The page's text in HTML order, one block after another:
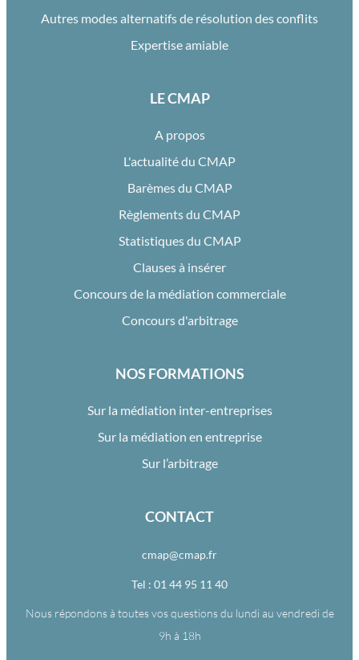
Autres modes alternatifs de résolution des conflits
Expertise amiable
LE CMAP
A propos
L'actualité du CMAP
Barèmes du CMAP
Règlements du CMAP
Statistiques du CMAP
Clauses à insérer
Concours de la médiation commerciale
Concours d'arbitrage
NOS FORMATIONS
Sur la médiation inter-entreprises
Sur la médiation en entreprise
Sur l’arbitrage
CONTACT
cmap@cmap.fr
Tel : 01 44 95 11 40
Nous répondons à toutes vos questions du lundi au vendredi de
9h à 18h